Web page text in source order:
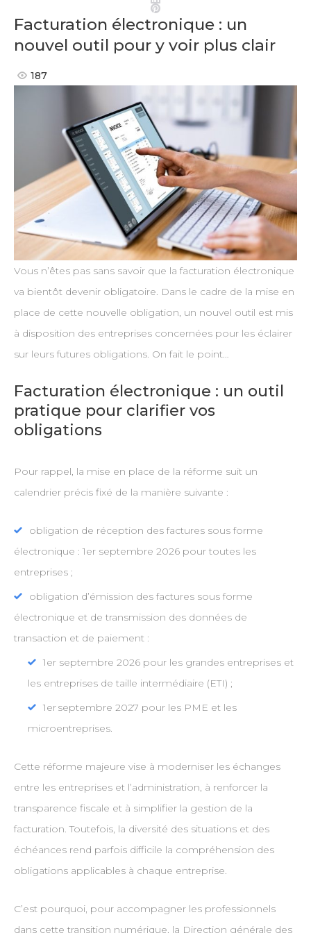
Pinterest
Facturation électronique : un
nouvel outil pour y voir plus clair
187
Vous n’êtes pas sans savoir que la facturation électronique
va bientôt devenir obligatoire. Dans le cadre de la mise en
place de cette nouvelle obligation, un nouvel outil est mis
à disposition des entreprises concernées pour les éclairer
sur leurs futures obligations. On fait le point…
Facturation électronique : un outil
pratique pour clarifier vos
obligations
Pour rappel, la mise en place de la réforme suit un
calendrier précis fixé de la manière suivante :
obligation de réception des factures sous forme
électronique : 1er septembre 2026 pour toutes les
entreprises ;
obligation d’émission des factures sous forme
électronique et de transmission des données de
transaction et de paiement :
1er septembre 2026 pour les grandes entreprises et
les entreprises de taille intermédiaire (ETI) ;
1er septembre 2027 pour les PME et les
microentreprises.
Cette réforme majeure vise à moderniser les échanges
entre les entreprises et l’administration, à renforcer la
transparence fiscale et à simplifier la gestion de la
facturation. Toutefois, la diversité des situations et des
échéances rend parfois difficile la compréhension des
obligations applicables à chaque entreprise.
C’est pourquoi, pour accompagner les professionnels
dans cette transition numérique, la Direction générale des